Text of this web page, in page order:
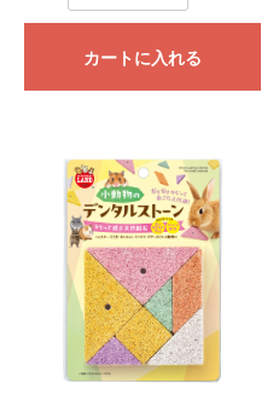
カートに入れる